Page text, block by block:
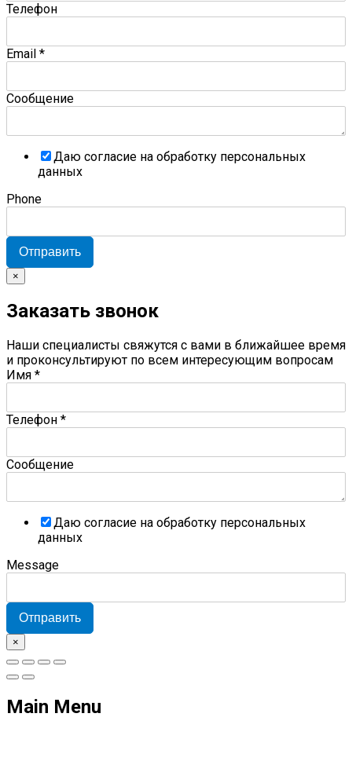
Телефон
Email *
Сообщение
Даю согласие на обработку персональных
данных
Phone
Отправить
×
Заказать звонок
Наши специалисты свяжутся с вами в ближайшее время
и проконсультируют по всем интересующим вопросам
Имя *
Телефон *
Сообщение
Даю согласие на обработку персональных
данных
Message
Отправить
×
Main Menu